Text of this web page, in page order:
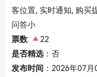
客位置, 实时通知, 购买
问答小
票数:
22
是否精选：否
发布时间 ：2026年07